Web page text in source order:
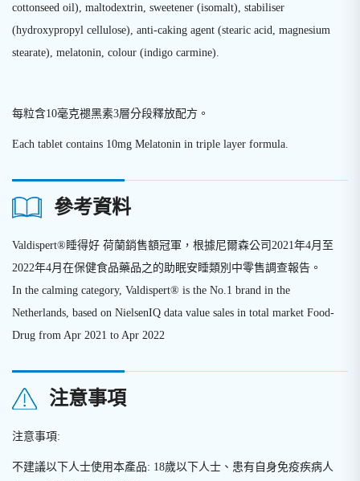
cottonseed oil), maltodextrin, sweetener (isomalt), stabiliser
(hydroxypropyl cellulose), anti-caking agent (stearic acid, magnesium
stearate), melatonin, colour (indigo carmine).
每粒含10毫克褪黑素3層分段釋放配方。
Each tablet contains 10mg Melatonin in triple layer formula.
參考資料
Valdispert®睡得好 荷蘭銷售額冠軍，根據尼爾森公司2021年4月至
2022年4月在保健食品藥品之的助眠安睡類別中零售調查報告。
In the calming category, Valdispert® is the No.1 brand in the
Netherlands, based on NielsenIQ data value sales in total market Food-
Drug from Apr 2021 to Apr 2022
注意事項
注意事項:
不建議以下人士使用本產品: 18歲以下人士、患有自身免疫疾病人